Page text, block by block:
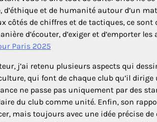
et de humanité autour d’un
côtés de chiffres et de tactiques, ce
d’écouter, d’exiger et d’emporter
Paris 2025
j’ai retenu plusieurs aspects qui
qui font de chaque club qu’il
ne passe pas uniquement par des
du club comme unité. Enfin, son
mais toujours avec une idée précise